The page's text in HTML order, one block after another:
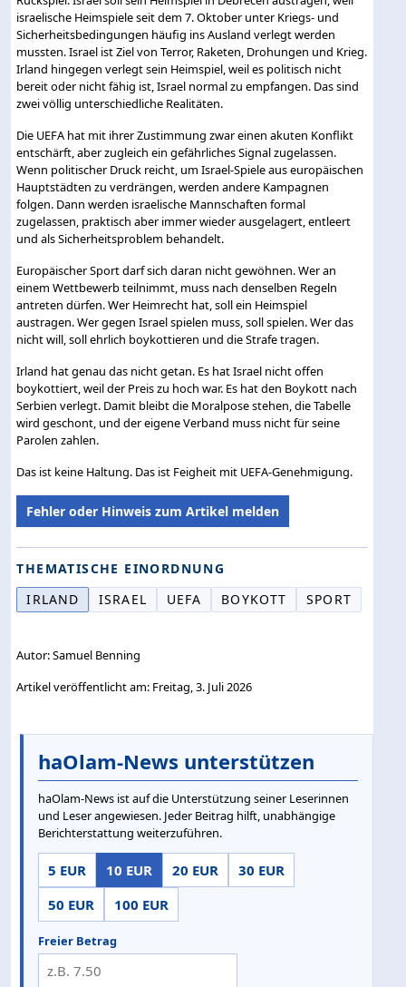
israelische Heimspiele seit dem 7. Oktober unter Kriegs- und
Sicherheitsbedingungen häufig ins Ausland verlegt werden
mussten. Israel ist Ziel von Terror, Raketen, Drohungen und Krieg.
Irland hingegen verlegt sein Heimspiel, weil es politisch nicht
bereit oder nicht fähig ist, Israel normal zu empfangen. Das sind
zwei völlig unterschiedliche Realitäten.
Die UEFA hat mit ihrer Zustimmung zwar einen akuten Konflikt
entschärft, aber zugleich ein gefährliches Signal zugelassen.
Wenn politischer Druck reicht, um Israel-Spiele aus europäischen
Hauptstädten zu verdrängen, werden andere Kampagnen
folgen. Dann werden israelische Mannschaften formal
zugelassen, praktisch aber immer wieder ausgelagert, entleert
und als Sicherheitsproblem behandelt.
Europäischer Sport darf sich daran nicht gewöhnen. Wer an
einem Wettbewerb teilnimmt, muss nach denselben Regeln
antreten dürfen. Wer Heimrecht hat, soll ein Heimspiel
austragen. Wer gegen Israel spielen muss, soll spielen. Wer das
nicht will, soll ehrlich boykottieren und die Strafe tragen.
Irland hat genau das nicht getan. Es hat Israel nicht offen
boykottiert, weil der Preis zu hoch war. Es hat den Boykott nach
Serbien verlegt. Damit bleibt die Moralpose stehen, die Tabelle
wird geschont, und der eigene Verband muss nicht für seine
Parolen zahlen.
Das ist keine Haltung. Das ist Feigheit mit UEFA-Genehmigung.
Fehler oder Hinweis zum Artikel melden
THEMATISCHE EINORDNUNG
IRLAND
ISRAEL UEFA BOYKOTT SPORT
Autor: Samuel Benning
Artikel veröffentlicht am: Freitag, 3. Juli 2026
haOlam-News unterstützen
haOlam-News ist auf die Unterstützung seiner Leserinnen
und Leser angewiesen. Jeder Beitrag hilft, unabhängige
Berichterstattung weiterzuführen.
5 EUR 10 EUR 20 EUR
30 EUR
50 EUR
100 EUR
Freier Betrag